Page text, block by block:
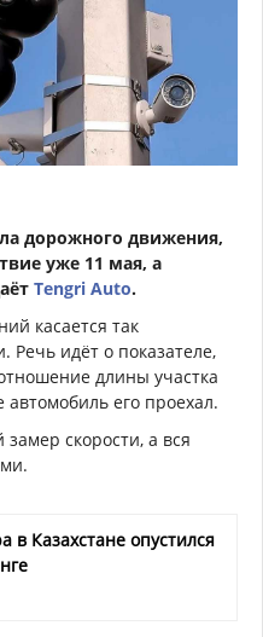
дорожного движения,
уже 11 мая, а
Tengri Auto.
касается так
Речь идёт о показателе,
длины участка
автомобиль его проехал.
скорости, а вся
в Казахстане опустился